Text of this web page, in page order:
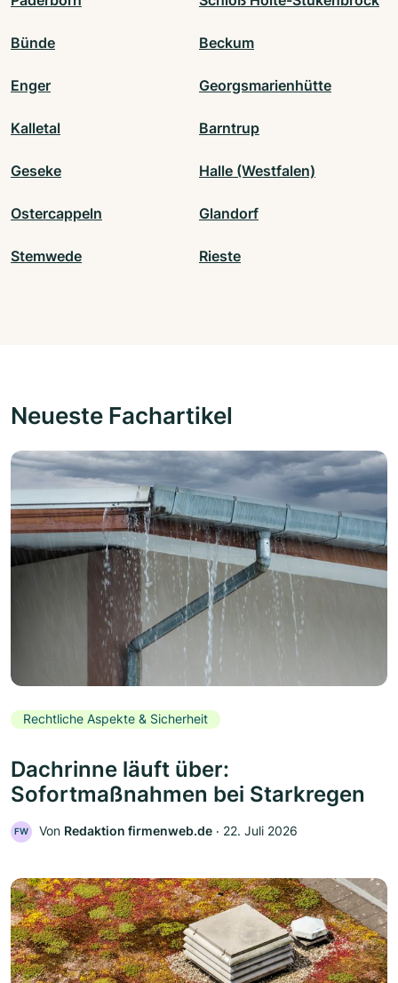
Bünde Beckum
Enger Georgsmarienhütte
Kalletal Barntrup
Geseke Halle (Westfalen)
Ostercappeln Glandorf
Stemwede Rieste
Neueste Fachartikel
Rechtliche Aspekte & Sicherheit
Dachrinne läuft über:
Sofortmaßnahmen bei Starkregen
FW Von Redaktion firmenweb.de ‧ 22. Juli 2026